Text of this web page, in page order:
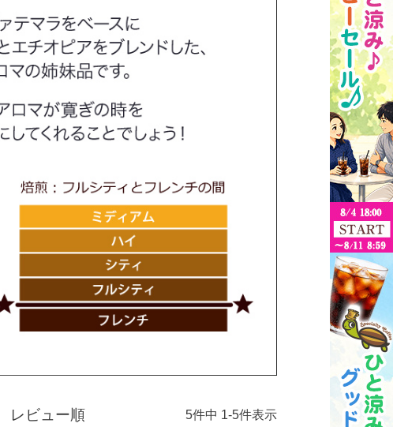
レビュー順 5件中 1-5件表示